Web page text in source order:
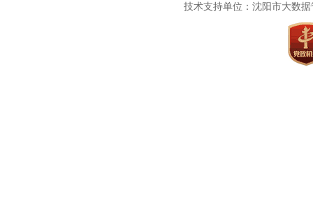
技术支持单位：沈阳市大数